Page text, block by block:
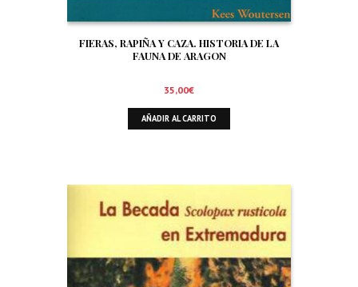
FIERAS, RAPIÑA Y CAZA. HISTORIA DE LA
FAUNA DE ARAGON
35,00€
AÑADIR AL CARRITO